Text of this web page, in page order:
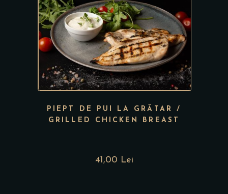
PIEPT DE PUI LA GRĂTAR /
GRILLED CHICKEN BREAST
41,00 Lei